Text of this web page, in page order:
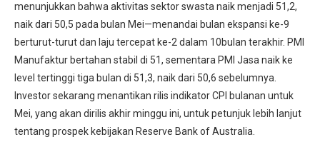
menunjukkan bahwa aktivitas sektor swasta naik menjadi 51,2,
naik dari 50,5 pada bulan Mei—menandai bulan ekspansi ke-9
berturut-turut dan laju tercepat ke-2 dalam 10bulan terakhir. PMI
Manufaktur bertahan stabil di 51, sementara PMI Jasa naik ke
level tertinggi tiga bulan di 51,3, naik dari 50,6 sebelumnya.
Investor sekarang menantikan rilis indikator CPI bulanan untuk
Mei, yang akan dirilis akhir minggu ini, untuk petunjuk lebih lanjut
tentang prospek kebijakan Reserve Bank of Australia.